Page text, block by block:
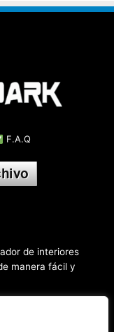
F.A.Q
de interiores
manera fácil y
(2026)